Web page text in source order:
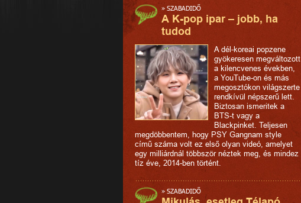
» SZABADIDŐ
A K-pop ipar – jobb, ha
tudod
A dél-koreai popzene
gyökeresen megváltozott
a kilencvenes években,
a YouTube-on és más
megosztókon világszerte
rendkívül népszerű lett.
Biztosan ismeritek a
BTS-t vagy a
Blackpinket. Teljesen
megdöbbentem, hogy PSY Gangnam style
című száma volt ez első olyan videó, amelyet
egy milliárdnál többször néztek meg, és mindez
tíz éve, 2014-ben történt.
» SZABADIDŐ